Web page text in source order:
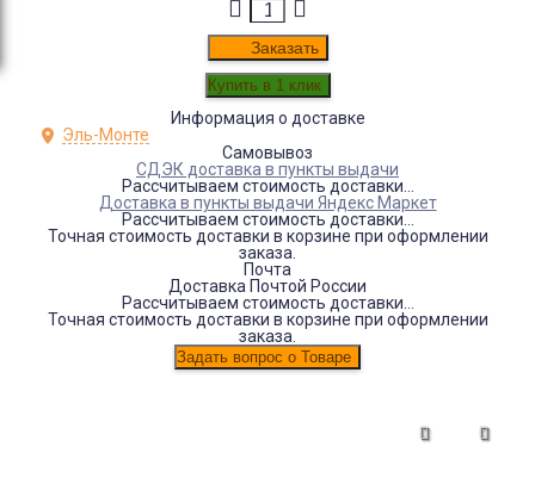
Заказать
Информация о доставке
Эль-Монте
Самовывоз
СДЭК доставка в пункты выдачи
Рассчитываем стоимость доставки...
Доставка в пункты выдачи Яндекс Маркет
Рассчитываем стоимость доставки...
Точная стоимость доставки в корзине при оформлении
заказа.
Почта
Доставка Почтой России
Рассчитываем стоимость доставки...
Точная стоимость доставки в корзине при оформлении
заказа.